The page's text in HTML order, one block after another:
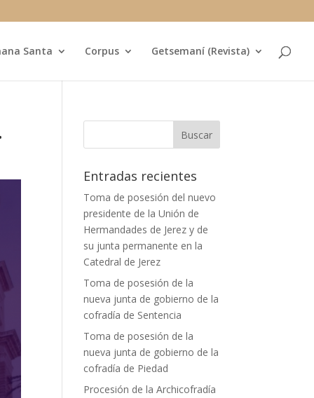
Santa Corpus Getsemaní (Revista)
Entradas recientes
Toma de posesión del nuevo
presidente de la Unión de
Hermandades de Jerez y de
su junta permanente en la
Catedral de Jerez
Toma de posesión de la
nueva junta de gobierno de la
cofradía de Sentencia
Toma de posesión de la
nueva junta de gobierno de la
cofradía de Piedad
Procesión de la Archicofradía